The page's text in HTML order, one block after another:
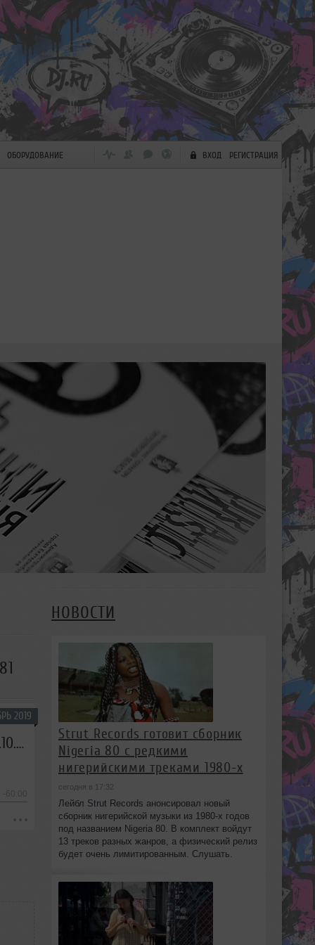
ОБОРУДОВАНИЕ ВХОД РЕГИСТРАЦИЯ
2019
Евгений Свалов (4Mal), Александр Киреев — Русская кибернетика 381 (09.10.2019)
-60:00
НОВОСТИ
Strut Records готовит сборник
Nigeria 80 с редкими
нигерийскими треками 1980-х
сегодня в 17:32
Лейбл Strut Records анонсировал новый
сборник нигерийской музыки из 1980-х годов
под названием Nigeria 80. В комплект войдут
13 треков разных жанров, а физический релиз
будет очень лимитированным. Слушать.